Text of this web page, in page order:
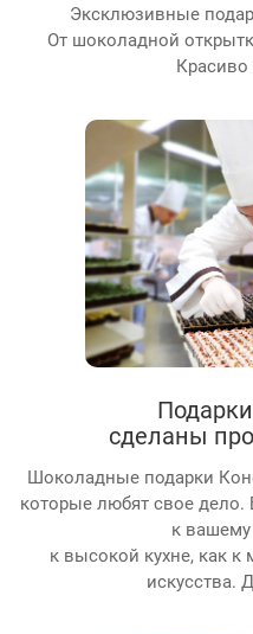
Эксклюзивные
От шоколадной
сделаны
Шоколадные подарки
которые любят свое дело.
к вашему
к высокой кухне, как
искусства.